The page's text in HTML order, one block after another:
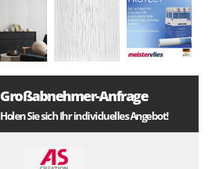
Großabnehmer-Anfrage
Holen Sie sich Ihr individuelles Angebot!